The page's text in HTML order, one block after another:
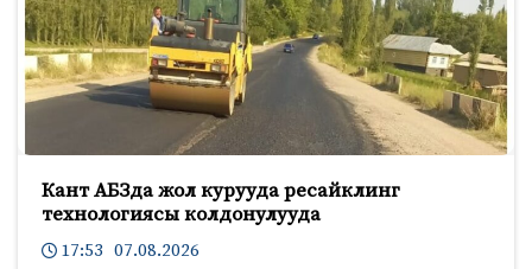
Кант АБЗда жол курууда ресайклинг
технологиясы колдонулууда
17:53 07.08.2026